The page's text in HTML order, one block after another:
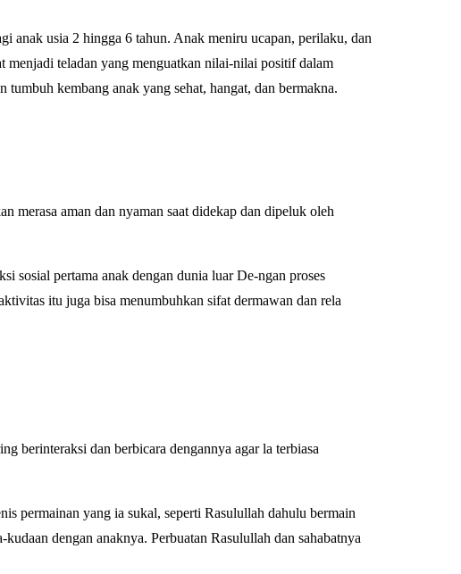
anak usia 2 hingga 6 tahun. Anak meniru ucapan, perilaku, dan
menjadi teladan yang menguatkan nilai-nilai positif dalam
kembang anak yang sehat, hangat, dan bermakna.
merasa aman dan nyaman saat didekap dan dipeluk oleh
sosial pertama anak dengan dunia luar De-ngan proses
itu juga bisa menumbuhkan sifat dermawan dan rela
berinteraksi dan berbicara dengannya agar la terbiasa
permainan yang ia sukal, seperti Rasulullah dahulu bermain
dengan anaknya. Perbuatan Rasulullah dan sahabatnya